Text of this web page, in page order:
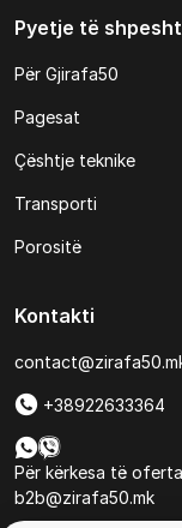
Pyetje të
Për Gjirafa50
Pagesat
Çështje teknike
Transporti
Porositë
Kontakti
+38922633364
Për kërkesa të
b2b@zirafa50.mk